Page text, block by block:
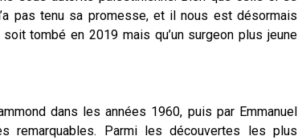
pas tenu sa promesse, et il nous est désormais
tombé en 2019 mais qu’un surgeon plus jeune
dans les années 1960, puis par Emmanuel
remarquables. Parmi les découvertes les plus